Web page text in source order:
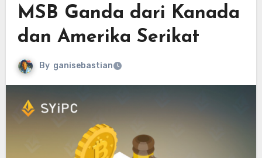
MSB Ganda dari Kanada
dan Amerika Serikat
By ganisebastian